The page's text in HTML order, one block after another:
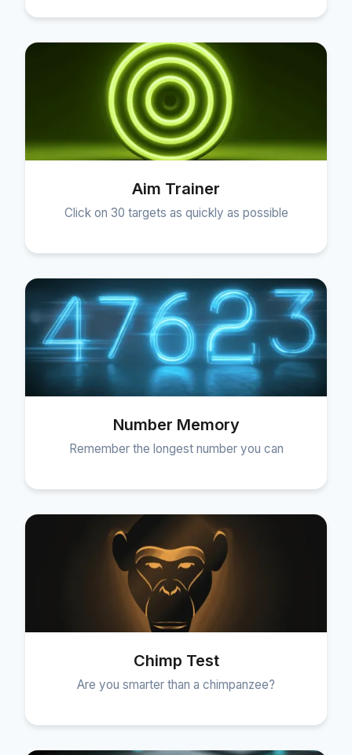
Aim Trainer
Click on 30 targets as quickly as possible
Number Memory
Remember the longest number you can
Chimp Test
Are you smarter than a chimpanzee?